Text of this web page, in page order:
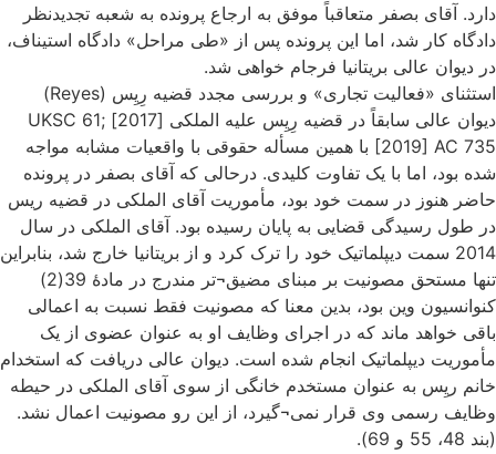
دارد. آقای بصفر متعاقباً موفق به ارجاع پرونده به شعبه تجدیدنظر
دادگاه کار شد، اما این پرونده پس از «طی مراحل» دادگاه استیناف،
در دیوان عالی بریتانیا فرجام خواهی شد.
استثنای «فعالیت تجاری» و بررسی مجدد قضیه رِیِس (Reyes)
دیوان عالی سابقاً در قضیه رِیِس علیه الملکی [2017] UKSC 61;
[2019] AC 735 با همین مسأله حقوقی با واقعیات مشابه مواجه
شده بود، اما با یک تفاوت کلیدی. درحالی که آقای بصفر در پرونده
حاضر هنوز در سمت خود بود، مأموریت آقای الملکی در قضیه ریس
در طول رسیدگی قضایی به پایان رسیده بود. آقای الملکی در سال
2014 سمت دیپلماتیک خود را ترک کرد و از بریتانیا خارج شد، بنابراین
تنها مستحق مصونیت بر مبنای مضیق¬تر مندرج در مادۀ 39(2)
کنوانسیون وین بود، بدین معنا که مصونیت فقط نسبت به اعمالی
باقی خواهد ماند که در اجرای وظایف او به عنوان عضوی از یک
مأموریت دیپلماتیک انجام شده است. دیوان عالی دریافت که استخدام
خانم ریِس به عنوان مستخدم خانگی از سوی آقای الملکی در حیطه
وظایف رسمی وی قرار نمی¬گیرد، از این رو مصونیت اعمال نشد.
(بند 48، 55 و 69).